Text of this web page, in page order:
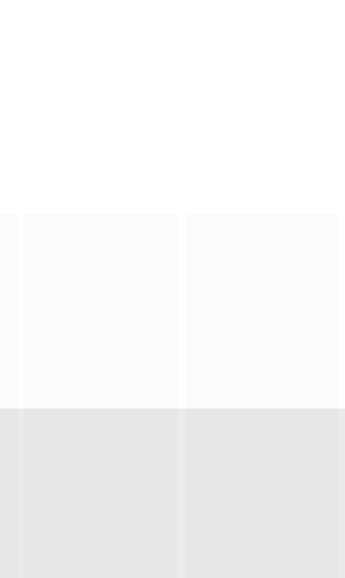
量，传递出艺术源于烟火、平凡即是珍贵的深
人出席電影《笑林寺》煞科宴，衛詩雅笑言跟